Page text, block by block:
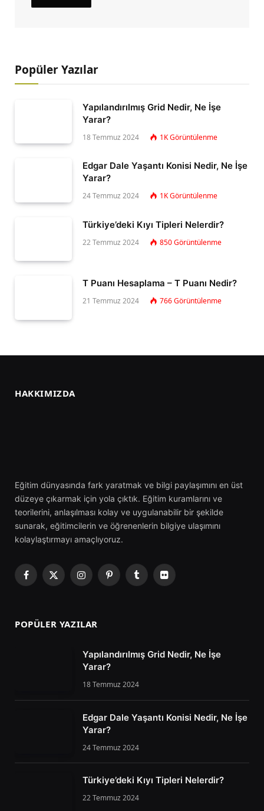
Popüler Yazılar
Yapılandırılmış Grid Nedir, Ne İşe
Yarar?
18 Temmuz 2024 1KGörüntülenme
Edgar Dale Yaşantı Konisi Nedir, Ne İşe
Yarar?
24 Temmuz 2024 1KGörüntülenme
Türkiye’deki Kıyı Tipleri Nelerdir?
22 Temmuz 2024 850Görüntülenme
T Puanı Hesaplama – T Puanı Nedir?
21 Temmuz 2024 766Görüntülenme
HAKKIMIZDA
Eğitim dünyasında fark yaratmak ve bilgi paylaşımını en üst
düzeye çıkarmak için yola çıktık. Eğitim kuramlarını ve
teorilerini, anlaşılması kolay ve uygulanabilir bir şekilde
sunarak, eğitimcilerin ve öğrenenlerin bilgiye ulaşımını
kolaylaştırmayı amaçlıyoruz.
Facebook
X
InstagramPinterestTumblrFlickr
POPÜLER YAZILAR
Yapılandırılmış Grid Nedir, Ne İşe
Yarar?
18 Temmuz 2024
Edgar Dale Yaşantı Konisi Nedir, Ne İşe
Yarar?
24 Temmuz 2024
Türkiye’deki Kıyı Tipleri Nelerdir?
22 Temmuz 2024